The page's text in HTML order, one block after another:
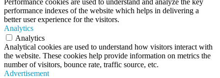
performance indexes of the website which helps in delivering a
better user experience for the visitors.
Analytics
Analytics
Analytical cookies are used to understand how visitors interact with
the website. These cookies help provide information on metrics the
number of visitors, bounce rate, traffic source, etc.
Advertisement